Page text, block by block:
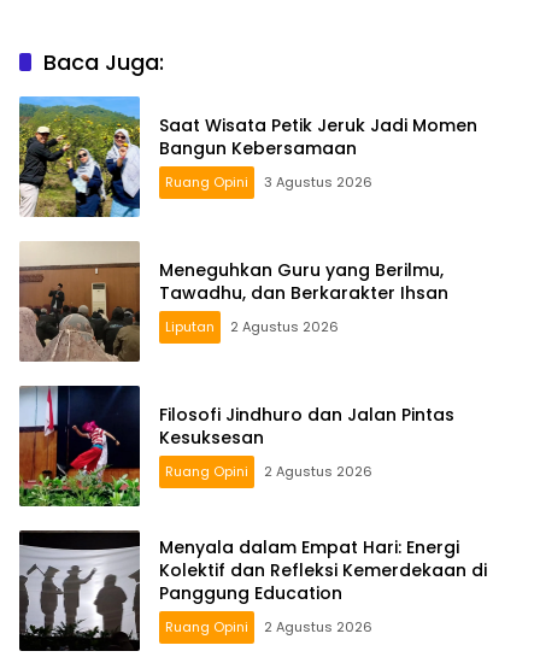
Baca Juga:
Saat Wisata Petik Jeruk Jadi Momen
Bangun Kebersamaan
Ruang Opini 3 Agustus 2026
Meneguhkan Guru yang Berilmu,
Tawadhu, dan Berkarakter Ihsan
Liputan 2 Agustus 2026
Filosofi Jindhuro dan Jalan Pintas
Kesuksesan
Ruang Opini 2 Agustus 2026
Menyala dalam Empat Hari: Energi
Kolektif dan Refleksi Kemerdekaan di
Panggung Education
Ruang Opini 2 Agustus 2026